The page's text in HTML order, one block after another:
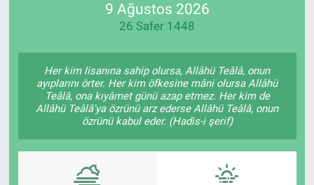
9 Ağustos 2026
26 Safer 1448
Her kim lisanına sahip olursa, Allâhü Teâlâ, onun
ayıplarını örter. Her kim öfkesine mâni olursa Allâhü
Teâlâ, ona kıyâmet günü azap etmez. Her kim de
Allâhü Teâlâ'ya özrünü arz ederse Allâhü Teâlâ, onun
özrünü kabul eder. (Hadis-i şerif)
Enerjisini Üreten Fabrikalar
Endüstri 4.0 Uygulamaları
Ağır Sanayi Çözümleri